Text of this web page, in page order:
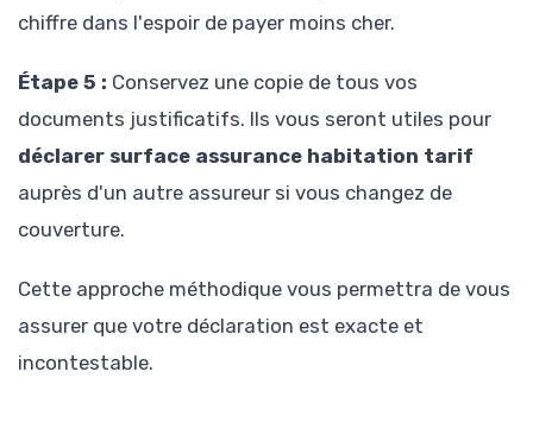
chiffre dans l'espoir de payer moins cher.
Étape 5 : Conservez une copie de tous vos
documents justificatifs. Ils vous seront utiles pour
déclarer surface assurance habitation tarif
auprès d'un autre assureur si vous changez de
couverture.
Cette approche méthodique vous permettra de vous
assurer que votre déclaration est exacte et
incontestable.